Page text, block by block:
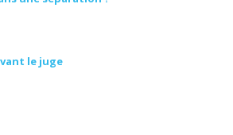
le juge